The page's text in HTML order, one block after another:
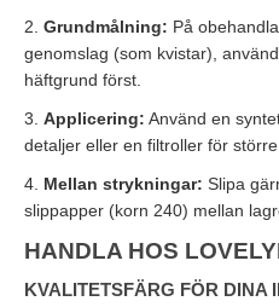
2. Grundmålning: På
genomslag (som kvistar),
häftgrund först.
3. Applicering: Använd en
detaljer eller en filtroller för
4. Mellan strykningar: Slipa
slippapper (korn 240) mellan
HANDLA HOS
KVALITETSFÄRG FÖR DINA